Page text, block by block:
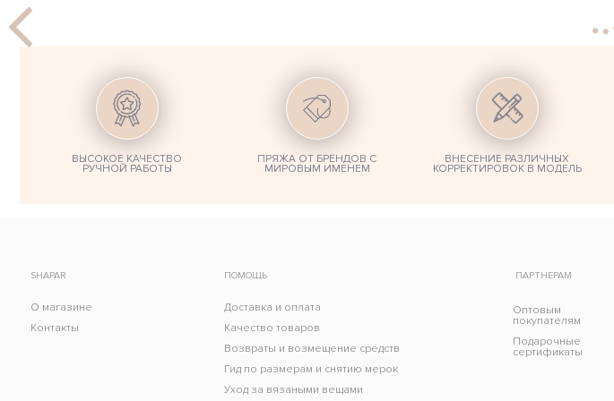
ВЫСОКОЕ КАЧЕСТВО
РУЧНОЙ РАБОТЫ
ПРЯЖА ОТ БРЕНДОВ С
МИРОВЫМ ИМЕНЕМ
ВНЕСЕНИЕ РАЗЛИЧНЫХ
КОРРЕКТИРОВОК В МОДЕЛЬ
SHAPAR
О магазине
Контакты
ПОМОЩЬ
Доставка и оплата
Качество товаров
Возвраты и возмещение средств
Гид по размерам и снятию мерок
Уход за вязаными вещами
ПАРТНЕРАМ
Оптовым
покупателям
Подарочные
сертификаты